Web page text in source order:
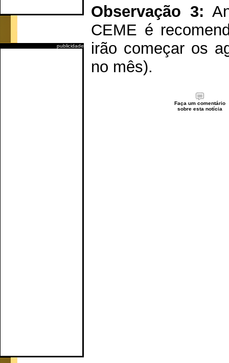
publicidade
Observação 3:
CEME é
irão começar os
no mês).
Faça um comentário
sobre esta notícia